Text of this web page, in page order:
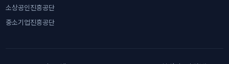
소상공인진흥공단
중소기업진흥공단